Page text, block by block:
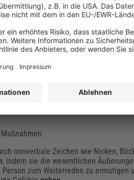
einige Grundsätze beachten.
die bei der Umsetzung der
maßgebend: das Erzählen
was die erzählende Person
um der anderen Person das
nonverbale Zeichen wie Nicken,
, indem sie die wesentlichen
Person zum Weiterreden zu ermutigen